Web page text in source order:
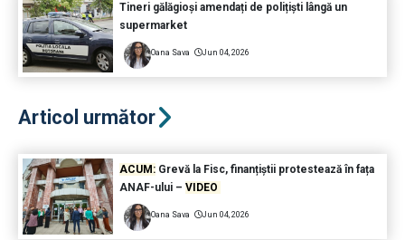
Tineri gălăgioși amendați de polițiști lângă un
supermarket
Oana Sava Jun 04, 2026
Articol următor
ACUM:Grevă la Fisc, finanțiștii protestează în fața
ANAF-ului – VIDEO
Oana Sava Jun 04, 2026